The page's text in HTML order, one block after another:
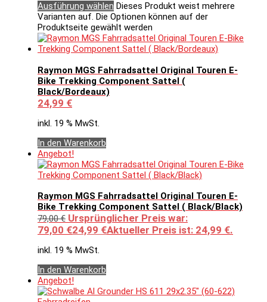
Ausführung wählen Dieses Produkt weist mehrere
Varianten auf. Die Optionen können auf der
Produktseite gewählt werden
Raymon MGS Fahrradsattel Original Touren E-
Bike Trekking Component Sattel (
Black/Bordeaux)
24,99 €
inkl. 19 % MwSt.
In den Warenkorb
Angebot!
Raymon MGS Fahrradsattel Original Touren E-
Bike Trekking Component Sattel ( Black/Black)
79,00€ Ursprünglicher Preis war:
79,00 €24,99 €Aktueller Preis ist: 24,99 €.
inkl. 19 % MwSt.
In den Warenkorb
Angebot!